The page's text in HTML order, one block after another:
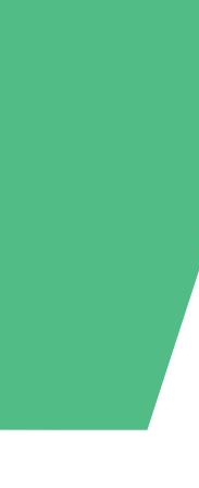
Packs
à l'utilisation avec des